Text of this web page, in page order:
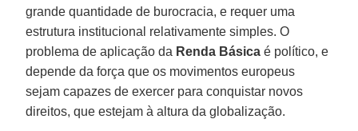
grande quantidade de burocracia, e requer uma
estrutura institucional relativamente simples. O
problema de aplicação da Renda Básica é político, e
depende da força que os movimentos europeus
sejam capazes de exercer para conquistar novos
direitos, que estejam à altura da globalização.